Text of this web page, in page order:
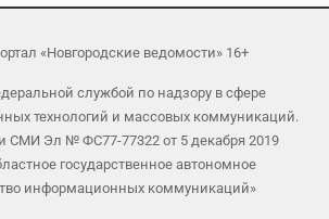
«Новгородские ведомости» 16+
службой по надзору в сфере
технологий и массовых коммуникаций.
СМИ Эл № ФС77-77322 от 5 декабря 2019
государственное автономное
информационных коммуникаций»